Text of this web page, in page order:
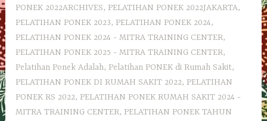
PONEK 2022ARCHIVES, PELATIHAN PONEK 2022JAKARTA,
PELATIHAN PONEK 2023, PELATIHAN PONEK 2024,
PELATIHAN PONEK 2024 - MITRA TRAINING CENTER,
PELATIHAN PONEK 2025 - MITRA TRAINING CENTER,
Pelatihan Ponek Adalah, Pelatihan PONEK di Rumah Sakit,
PELATIHAN PONEK DI RUMAH SAKIT 2022, PELATIHAN
PONEK RS 2022, PELATIHAN PONEK RUMAH SAKIT 2024 -
MITRA TRAINING CENTER, PELATIHAN PONEK TAHUN